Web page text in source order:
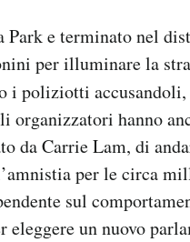
e terminato nel
per illuminare la
i poliziotti accusandoli,
organizzatori hanno
da Carrie Lam, di
per le circa
sul
un nuovo